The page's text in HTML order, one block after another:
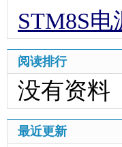
STM8S
阅读排行
没有资料
最近更新